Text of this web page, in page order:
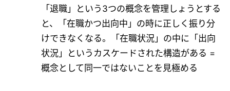
「退職」という3つの概念を管理しょうとする
と、「在職かつ出向中」の時に正しく振り分
けできなくなる。「在職状況」の中に「出向
状況」というカスケードされた構造がある =
概念として同一ではないことを見極める